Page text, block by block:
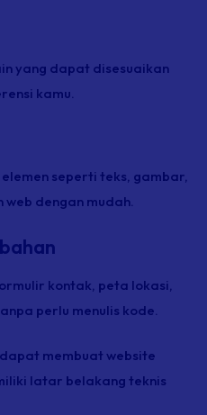
yang dapat disesuaikan
kamu.
seperti teks, gambar,
dengan mudah.
kontak, peta lokasi,
perlu menulis kode.
membuat website
latar belakang teknis